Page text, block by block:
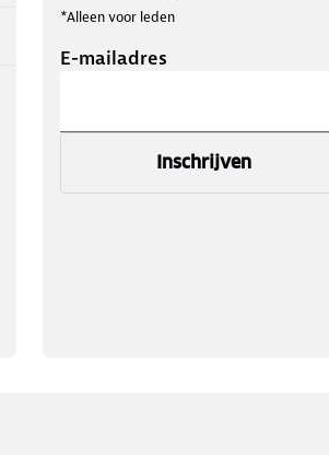
*Alleen voor leden
E-mailadres
Inschrijven